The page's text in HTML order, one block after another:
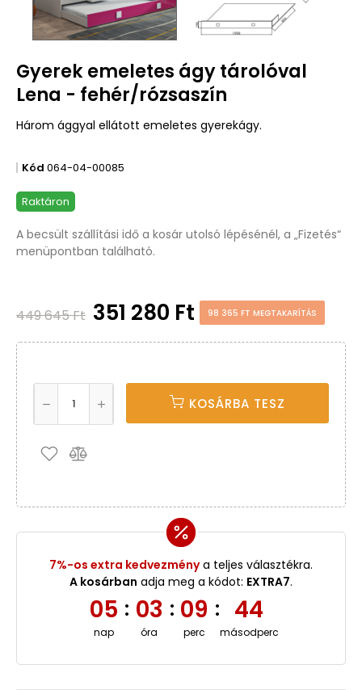
Gyerek emeletes ágy tárolóval
Lena - fehér/rózsaszín
Három ággyal ellátott emeletes gyerekágy.
Kód 064-04-00085
Raktáron
A becsült szállítási idő a kosár utolsó lépésénél, a „Fizetés“
menüpontban található.
449 645 Ft 351 280 Ft 98 365 FT MEGTAKARÍTÁS
KOSÁRBA TESZ
7%-os extra kedvezménya teljes választékra.
A kosárban adja meg a kódot: EXTRA7.
05
nap
: 03
óra
: 09
perc
: 43
másodperc